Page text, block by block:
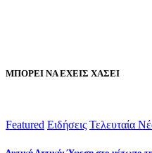
ΜΠΟΡΕΙ ΝΑ ΕΧΕΙΣ ΧΑΣΕΙ
Featured Ειδήσεις Τελευταία